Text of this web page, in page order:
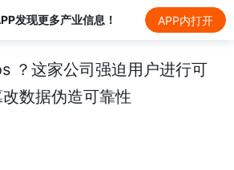
发现更多产业信息！ APP内打开
？这家公司强迫用户进行可
数据伪造可靠性